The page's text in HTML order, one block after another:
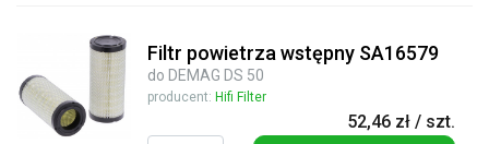
Filtr powietrza wstępny SA16579
do DEMAG DS 50
producent: Hifi Filter
52,46 zł / szt.